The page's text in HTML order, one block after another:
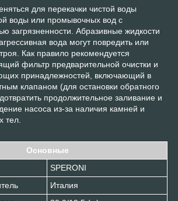
для перекачки чистой воды
воды или промывочных вод с
загрязненности. Абразивные жидкости
вода могут повредить или
Как правило рекомендуется
фильтр предварительной очистки и
принадлежностей, включающий в
клапаном (для остановки обратного
продолжительное заливание и
наcоса из-за наличия камней и
тел.
Основные
SPERONI
Италия